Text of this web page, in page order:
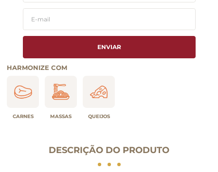
ENVIAR
HARMONIZE COM
CARNES MASSAS QUEIJOS
DESCRIÇÃO DO PRODUTO